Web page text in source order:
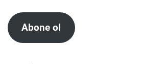
Abone ol